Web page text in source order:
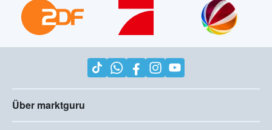
Über marktguru